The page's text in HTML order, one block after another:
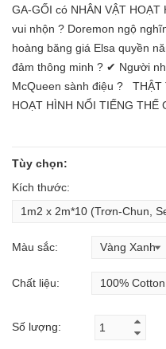
GA-GỐI có NHÂN VẬT
vui nhộn ? Doremon ngộ
hoàng băng giá Elsa quyền
đảm thông minh ? ✔ Người
McQueen sành điệu ? THẬT
HOẠT HÌNH NỔI TIẾNG THẾ
Tùy chọn:
Kích thước:
Màu sắc:
Chất liệu:
Số lượng: